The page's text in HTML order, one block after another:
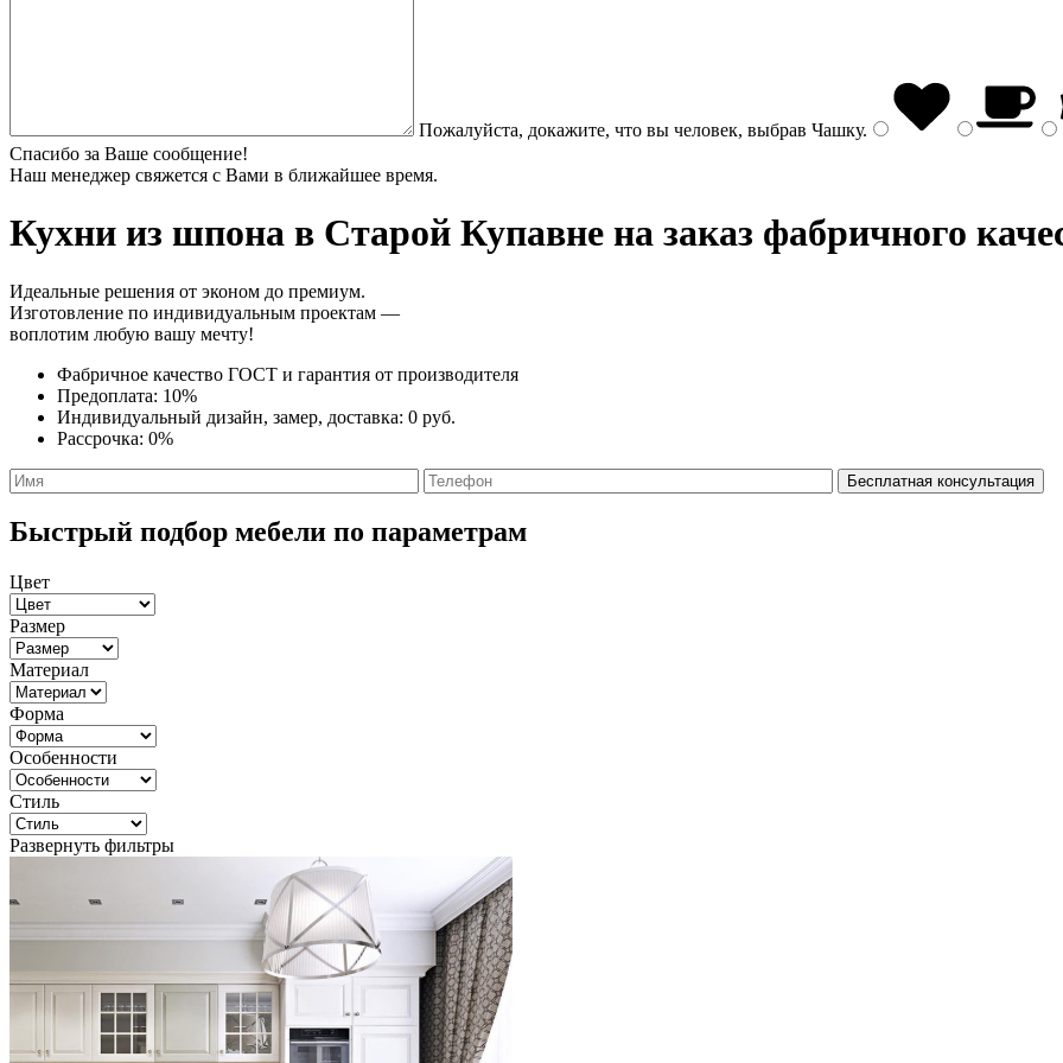
Пожалуйста, докажите, что вы человек, выбрав Чашку.
Спасибо за Ваше сообщение!
Наш менеджер свяжется с Вами в ближайшее время.
Кухни из шпона в Старой Купавне на заказ фабричного
Идеальные решения от эконом до премиум.
Изготовление по индивидуальным проектам —
воплотим любую вашу мечту!
Фабричное качество ГОСТ и гарантия от производителя
Предоплата: 10%
Индивидуальный дизайн, замер, доставка: 0 руб.
Рассрочка: 0%
Быстрый подбор мебели по параметрам
Цвет
Размер
Материал
Форма
Особенности
Стиль
Развернуть фильтры